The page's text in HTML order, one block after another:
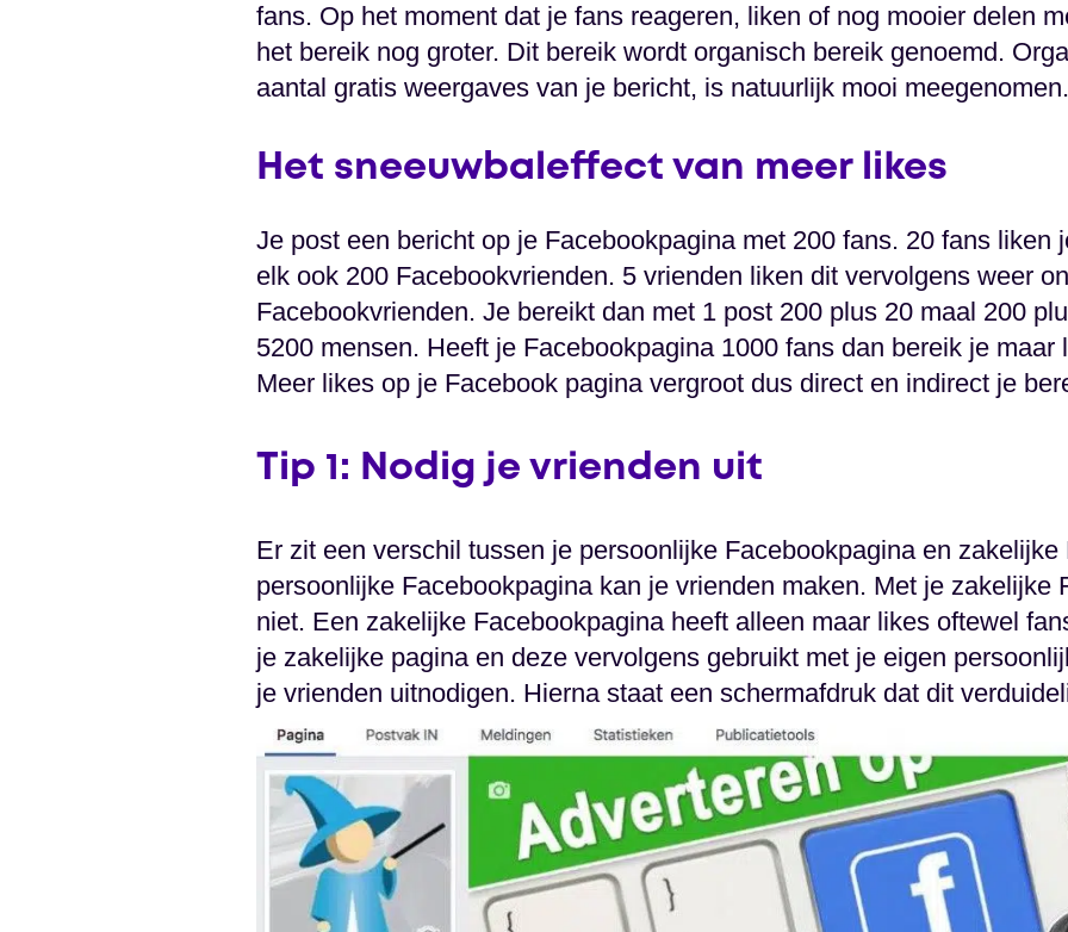
fans. Op het moment dat je fans reageren, liken of nog mooier delen
het bereik nog groter. Dit bereik wordt organisch bereik genoemd.
aantal gratis weergaves van je bericht, is natuurlijk mooi meegenomen.
Het sneeuwbaleffect van meer likes
Je post een bericht op je Facebookpagina met 200 fans. 20 fans liken
elk ook 200 Facebookvrienden. 5 vrienden liken dit vervolgens weer
Facebookvrienden. Je bereikt dan met 1 post 200 plus 20 maal 200
5200 mensen. Heeft je Facebookpagina 1000 fans dan bereik je maar
Meer likes op je Facebook pagina vergroot dus direct en indirect je
Tip 1: Nodig je vrienden uit
Er zit een verschil tussen je persoonlijke Facebookpagina en
persoonlijke Facebookpagina kan je vrienden maken. Met je zakelijke
niet. Een zakelijke Facebookpagina heeft alleen maar likes oftewel
je zakelijke pagina en deze vervolgens gebruikt met je eigen
je vrienden uitnodigen. Hierna staat een schermafdruk dat dit